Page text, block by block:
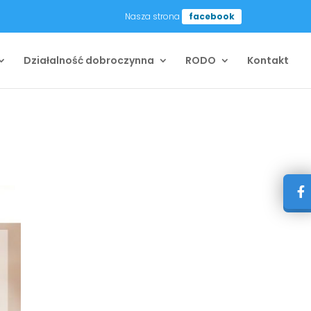
Nasza strona facebook
Działalność dobroczynna RODO Kontakt